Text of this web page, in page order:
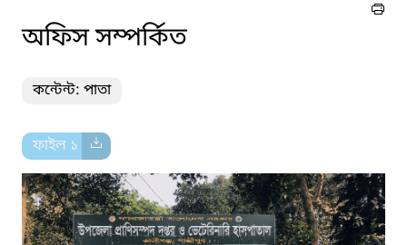
অফিস সম্পর্কিত
কন্টেন্ট: পাতা
ফাইল ১